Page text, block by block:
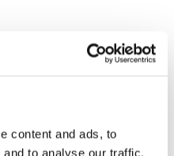
content and ads, to
to analyse our traffic.